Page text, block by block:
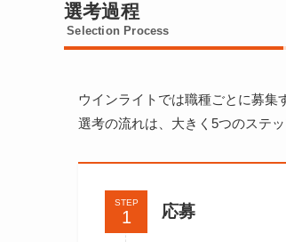
選考過程
Selection Process
ウインライトでは職種ごとに募集
選考の流れは、大きく5つのステ
STEP 応募